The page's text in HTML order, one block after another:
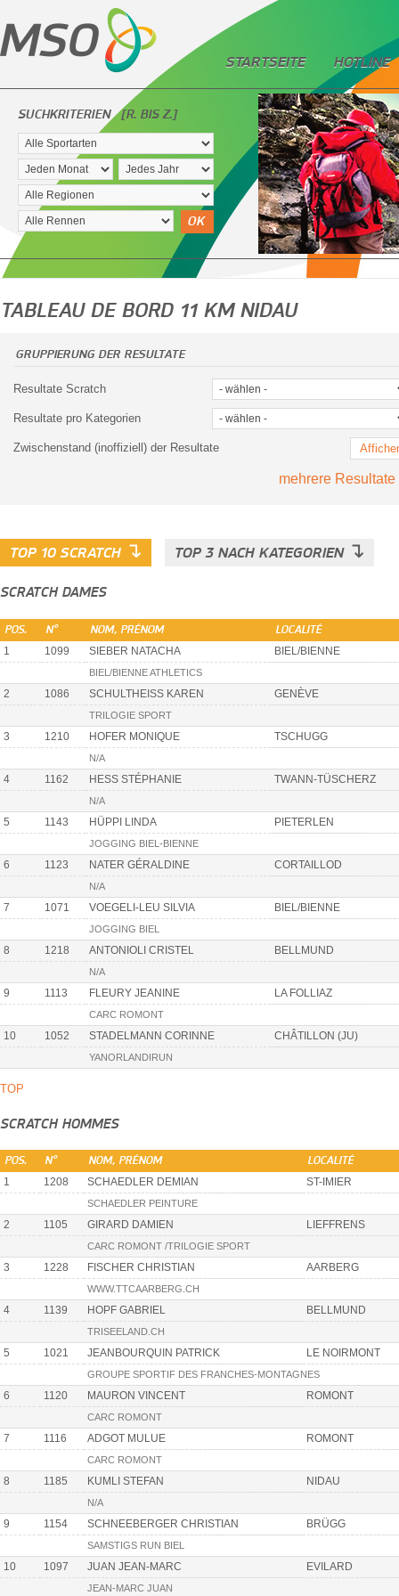
STARTSEITE HOTLINE
SUCHKRITERIEN [R. BIS Z.]
OK
TABLEAU DE BORD 11 KM NIDAU
GRUPPIERUNG DER RESULTATE
Resultate Scratch
Resultate pro Kategorien
Zwischenstand (inoffiziell) der Resultate Afficher
mehrere Resultate
TOP 10 SCRATCH ↴ TOP 3 NACH KATEGORIEN ↴
SCRATCH DAMES
POS. N° NOM, PRÉNOM LOCALITÉ
1 1099 SIEBER NATACHA BIEL/BIENNE
BIEL/BIENNE ATHLETICS
2 1086 SCHULTHEISS KAREN GENÈVE
TRILOGIE SPORT
3 1210 HOFER MONIQUE TSCHUGG
N/A
4 1162 HESS STÉPHANIE TWANN-TÜSCHERZ
N/A
5 1143 HÜPPI LINDA PIETERLEN
JOGGING BIEL-BIENNE
6 1123 NATER GÉRALDINE CORTAILLOD
N/A
7 1071 VOEGELI-LEU SILVIA BIEL/BIENNE
JOGGING BIEL
8 1218 ANTONIOLI CRISTEL BELLMUND
N/A
9 1113 FLEURY JEANINE LA FOLLIAZ
CARC ROMONT
10 1052 STADELMANN CORINNE CHÂTILLON (JU)
YANORLANDIRUN
TOP
SCRATCH HOMMES
POS. N° NOM, PRÉNOM LOCALITÉ
1 1208 SCHAEDLER DEMIAN ST-IMIER
SCHAEDLER PEINTURE
2 1105 GIRARD DAMIEN LIEFFRENS
CARC ROMONT /TRILOGIE SPORT
3 1228 FISCHER CHRISTIAN AARBERG
WWW.TTCAARBERG.CH
4 1139 HOPF GABRIEL BELLMUND
TRISEELAND.CH
5 1021 JEANBOURQUIN PATRICK LE NOIRMONT
GROUPE SPORTIF DES FRANCHES-MONTAGNES
6 1120 MAURON VINCENT ROMONT
CARC ROMONT
7 1116 ADGOT MULUE ROMONT
CARC ROMONT
8 1185 KUMLI STEFAN NIDAU
N/A
9 1154 SCHNEEBERGER CHRISTIAN BRÜGG
SAMSTIGS RUN BIEL
10 1097 JUAN JEAN-MARC EVILARD
JEAN-MARC JUAN